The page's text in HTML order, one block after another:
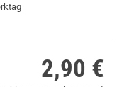
2,90 €